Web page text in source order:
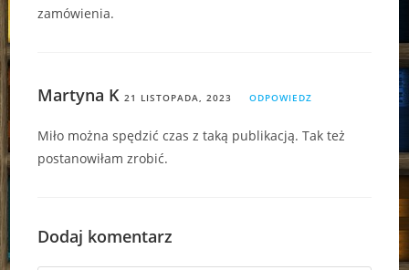
zamówienia.
Martyna K 21 LISTOPADA, 2023 ODPOWIEDZ
Miło można spędzić czas z taką publikacją. Tak też
postanowiłam zrobić.
Dodaj komentarz